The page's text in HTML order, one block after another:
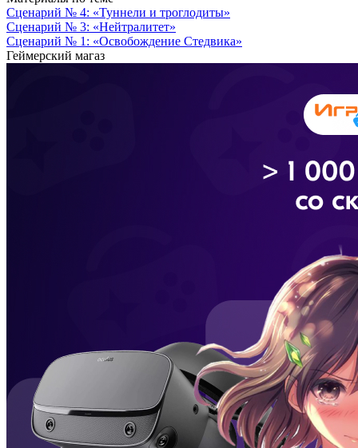
Сценарий № 4: «Туннели и троглодиты»
Сценарий № 3: «Нейтралитет»
Сценарий № 1: «Освобождение Стедвика»
Геймерский магаз